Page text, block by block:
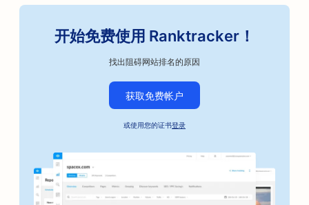
开始免费使用 Ranktracker！
找出阻碍网站排名的原因
获取免费帐户
或使用您的证书登录